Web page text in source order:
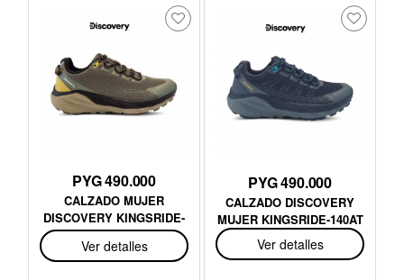
PYG 490.000
CALZADO MUJER
DISCOVERY KINGSRIDE-
140KH
Ver detalles
PYG 490.000
CALZADO DISCOVERY
MUJER KINGSRIDE-140AT
Ver detalles